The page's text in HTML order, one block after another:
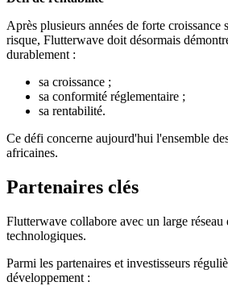
Après plusieurs années de forte croissance
risque, Flutterwave doit désormais
durablement :
sa croissance ;
sa conformité réglementaire ;
sa rentabilité.
Ce défi concerne aujourd'hui l'ensemble
africaines.
Partenaires clés
Flutterwave collabore avec un large réseau
technologiques.
Parmi les partenaires et investisseurs
développement :